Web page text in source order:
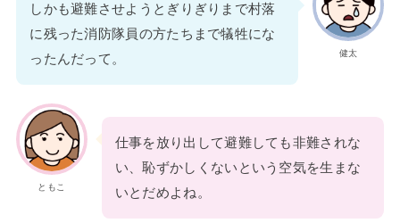
健太
しかも避難させようとぎりぎりまで村落
に残った消防隊員の方たちまで犠牲にな
ったんだって。
ともこ
仕事を放り出して避難しても非難されな
い、恥ずかしくないという空気を生まな
いとだめよね。